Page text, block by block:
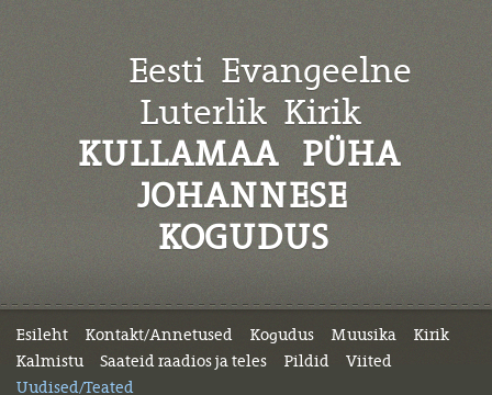
Eesti Evangeelne
Luterlik Kirik
KULLAMAA PÜHA
JOHANNESE
KOGUDUS
Esileht Kontakt/Annetused Kogudus Muusika
Kirik
Kalmistu
Saateid raadios ja teles Pildid
Viited
Uudised/Teated